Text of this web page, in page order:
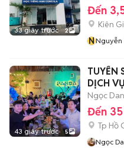
33 giây trước 2
Đến
Kiên
NNguyễn
43 giây trước 5
TUYỂN
DỊCH
Ngọc
Đến
Tp Hồ
Ngọc